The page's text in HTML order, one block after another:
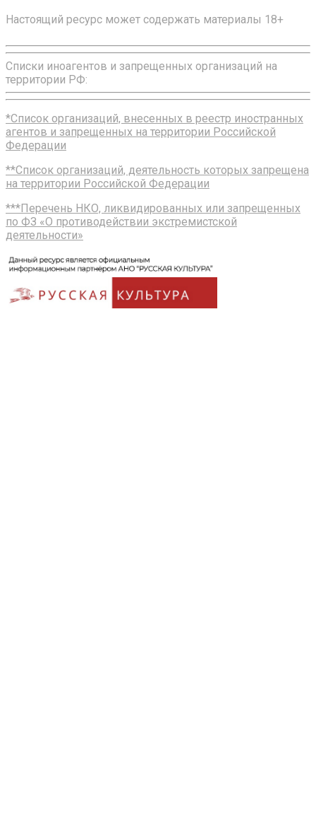
Настоящий ресурс может содержать материалы 18+
Списки иноагентов и запрещенных организаций на
территории РФ:
*Список организаций, внесенных в реестр иностранных
агентов и запрещенных на территории Российской
Федерации
**Список организаций, деятельность которых запрещена
на территории Российской Федерации
***Перечень НКО, ликвидированных или запрещенных
по ФЗ «О противодействии экстремистской
деятельности»